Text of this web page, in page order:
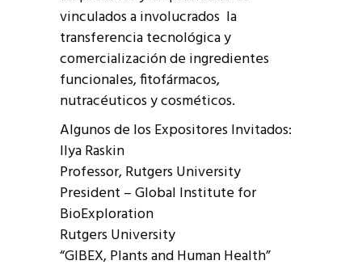
vinculados a involucrados la
transferencia tecnológica y
comercialización de ingredientes
funcionales, fitofármacos,
nutracéuticos y cosméticos.
Algunos de los Expositores Invitados:
Ilya Raskin
Professor, Rutgers University
President – Global Institute for
BioExploration
Rutgers University
“GIBEX, Plants and Human Health”